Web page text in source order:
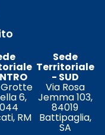
Grotte
6,
RM
Sede
Territoriale
- SUD
Via Rosa
Jemma 103,
84019
Battipaglia,
SA